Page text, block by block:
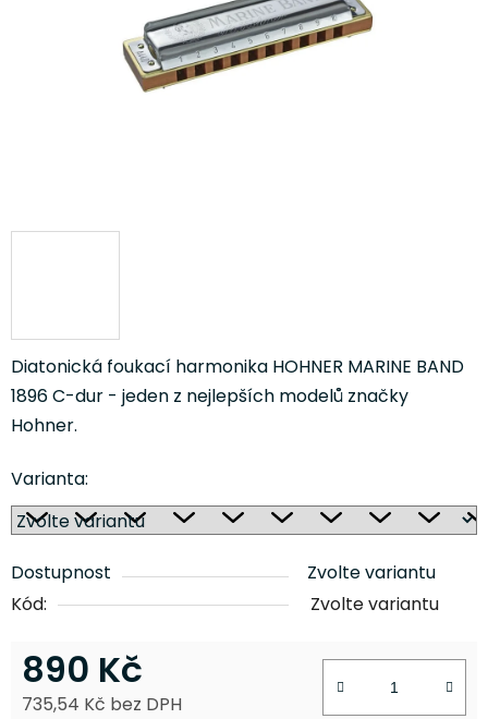
Diatonická foukací harmonika HOHNER MARINE BAND
1896 C-dur - jeden z nejlepších modelů značky
Hohner.
Varianta:
Dostupnost
Zvolte variantu
Kód:
Zvolte variantu
890 Kč
735,54 Kč bez DPH